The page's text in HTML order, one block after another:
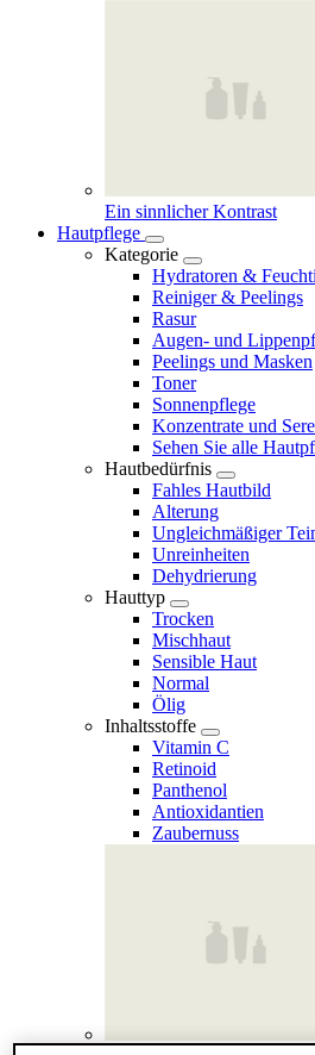
Ein sinnlicher Kontrast
Hautpflege
Kategorie
Hydratoren &
Reiniger & Peelings
Rasur
Augen- und
Peelings und Masken
Toner
Sonnenpflege
Konzentrate und
Sehen Sie alle
Hautbedürfnis
Fahles Hautbild
Alterung
Ungleichmäßiger
Unreinheiten
Dehydrierung
Hauttyp
Trocken
Mischhaut
Sensible Haut
Normal
Ölig
Inhaltsstoffe
Vitamin C
Retinoid
Panthenol
Antioxidantien
Zaubernuss